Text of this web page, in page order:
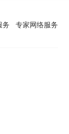
务 专家网络服务